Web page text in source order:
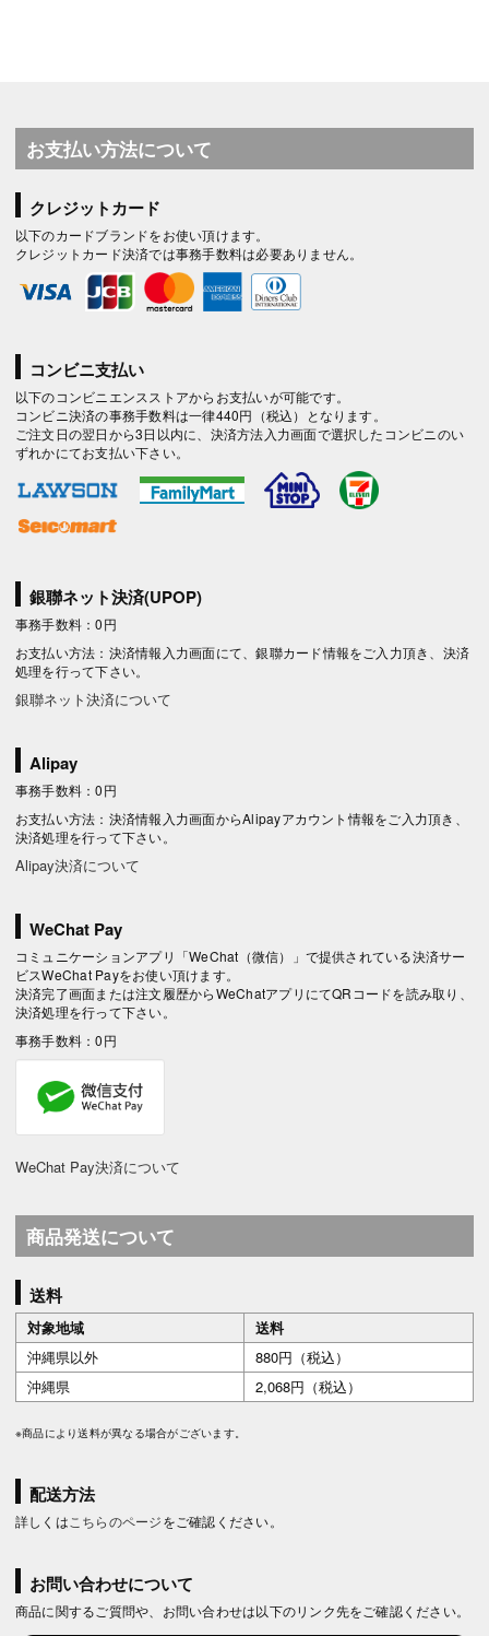
お支払い方法について
クレジットカード
以下のカードブランドをお使い頂けます。
クレジットカード決済では事務手数料は必要ありません。
コンビニ支払い
以下のコンビニエンスストアからお支払いが可能です。
コンビニ決済の事務手数料は一律440円（税込）となります。
ご注文日の翌日から3日以内に、決済方法入力画面で選択したコンビニのい
ずれかにてお支払い下さい。
銀聯ネット決済(UPOP)
事務手数料：0円
お支払い方法：決済情報入力画面にて、銀聯カード情報をご入力頂き、決済
処理を行って下さい。
銀聯ネット決済について
Alipay
事務手数料：0円
お支払い方法：決済情報入力画面からAlipayアカウント情報をご入力頂き、
決済処理を行って下さい。
Alipay決済について
WeChat Pay
コミュニケーションアプリ「WeChat（微信）」で提供されている決済サー
ビスWeChat Payをお使い頂けます。
決済完了画面または注文履歴からWeChatアプリにてQRコードを読み取り、
決済処理を行って下さい。
事務手数料：0円
WeChat Pay決済について
商品発送について
送料
対象地域
送料
沖縄県以外
880円（税込）
沖縄県
2,068円（税込）
※商品により送料が異なる場合がございます。
配送方法
詳しくは こちらのページをご確認ください。
お問い合わせについて
商品に関するご質問や、お問い合わせは以下のリンク先をご確認ください。